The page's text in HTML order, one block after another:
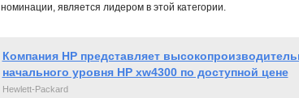
номинации, является лидером в этой категории.
Компания HP представляет
начального уровня HP xw4300 по доступной цене
Hewlett-Packard